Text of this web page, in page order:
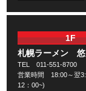
1F
札幌ラーメン 悠
TEL 011-551-8700
営業時間 18:00～翌
12：00~)